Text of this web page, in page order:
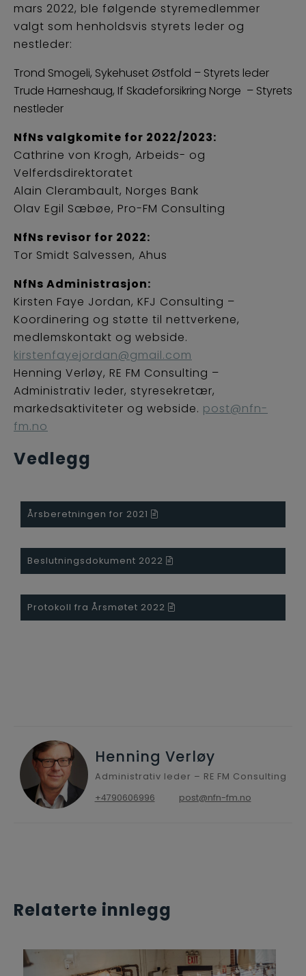
mars 2022, ble følgende styremedlemmer
valgt som henholdsvis styrets leder og
nestleder:
Trond Smogeli, Sykehuset Østfold – Styrets leder
Trude Harneshaug, If Skadeforsikring Norge – Styrets
nestleder
NfNs valgkomite for 2022/2023:
Cathrine von Krogh, Arbeids- og
Velferdsdirektoratet
Alain Clerambault, Norges Bank
Olav Egil Sæbøe, Pro-FM Consulting
NfNs revisor for 2022:
Tor Smidt Salvessen, Ahus
NfNs Administrasjon:
Kirsten Faye Jordan, KFJ Consulting –
Koordinering og støtte til nettverkene,
medlemskontakt og webside.
kirstenfayejordan@gmail.com
Henning Verløy, RE FM Consulting –
Administrativ leder, styresekretær,
markedsaktiviteter og webside. post@nfn-
fm.no
Vedlegg
Årsberetningen for 2021
Beslutningsdokument 2022
Protokoll fra Årsmøtet 2022
Henning Verløy
Administrativ leder – RE FM Consulting
+4790606996
post@nfn-fm.no
Relaterte innlegg